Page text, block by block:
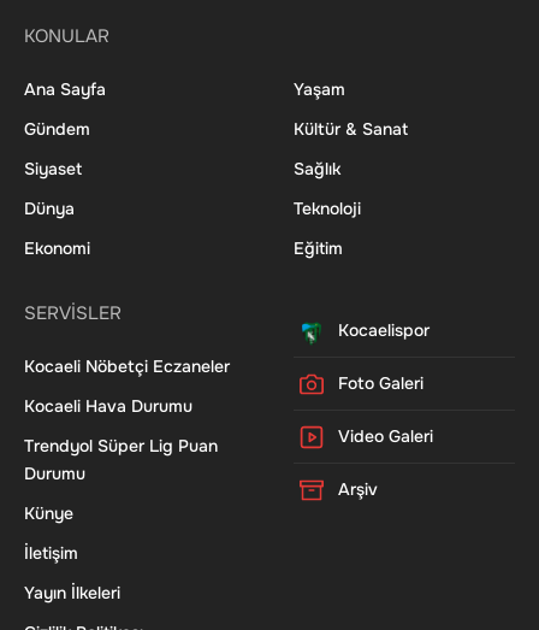
KONULAR
Ana Sayfa
Gündem
Siyaset
Dünya
Ekonomi
Yaşam
Kültür & Sanat
Sağlık
Teknoloji
Eğitim
SERVİSLER
Kocaeli Nöbetçi Eczaneler
Kocaeli Hava Durumu
Trendyol Süper Lig Puan
Durumu
Künye
İletişim
Yayın İlkeleri
Kocaelispor
Foto Galeri
Video Galeri
Arşiv